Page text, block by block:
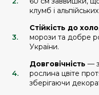
клумб і альпійських
Стійкість до
морози та добре
України.
Довговічність —
рослина цвіте
зберігаючи